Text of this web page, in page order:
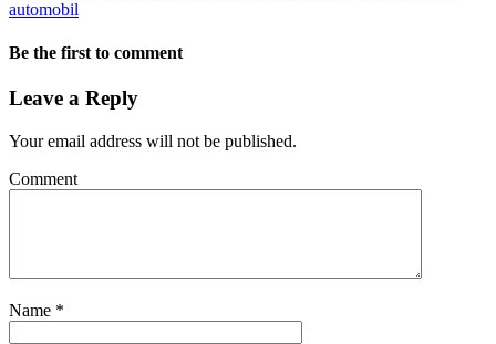
automobil
Be the first to comment
Leave a Reply
Your email address will not be published.
Comment
Name *